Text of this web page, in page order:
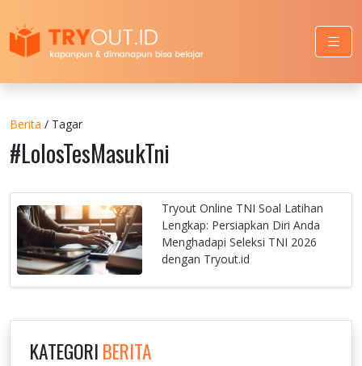
Berita / Tagar
#LolosTesMasukTni
Tryout Online TNI Soal Latihan
Lengkap: Persiapkan Diri Anda
Menghadapi Seleksi TNI 2026
dengan Tryout.id
KATEGORI BERITA